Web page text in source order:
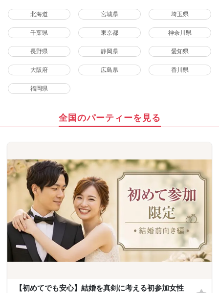
北海道 宮城県 埼玉県
千葉県 東京都 神奈川県
長野県 静岡県 愛知県
大阪府 広島県 香川県
福岡県
全国のパーティーを見る
【初めてでも安心】結婚を真剣に考える初参加女性